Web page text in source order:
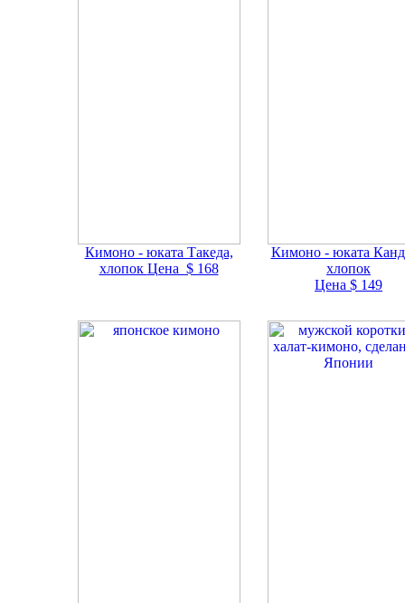
Кимоно - юката Такеда,
хлопок Цена $ 168
Кимоно - юката
хлопок
Цена $ 149